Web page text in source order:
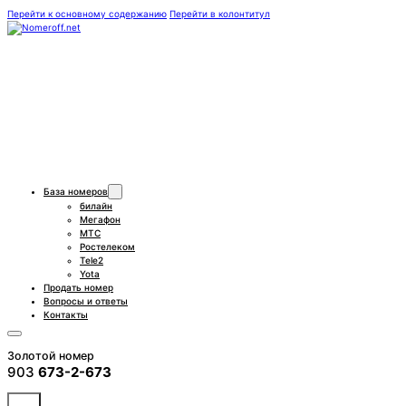
Перейти к основному содержанию Перейти в колонтитул
База номеров
билайн
Мегафон
МТС
Ростелеком
Tele2
Yota
Продать номер
Вопросы и ответы
Контакты
Золотой номер
903 673-2-673